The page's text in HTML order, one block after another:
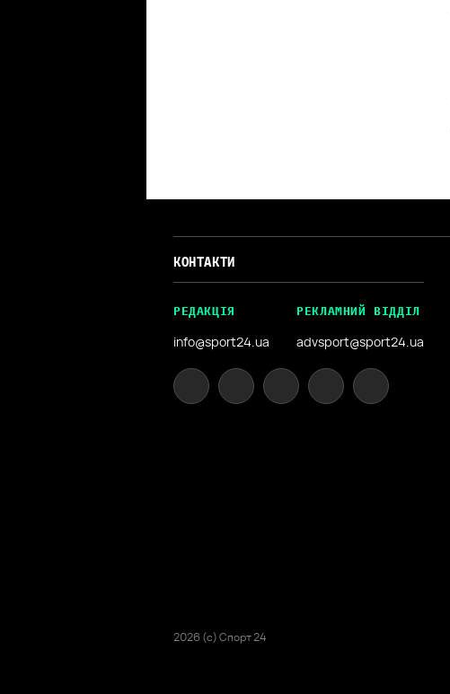
КОНТАКТИ
РЕДАКЦІЯ
info@sport24.ua
РЕКЛАМНИЙ ВІДДІЛ
advsport@sport24.ua
2026 (с) Спорт 24